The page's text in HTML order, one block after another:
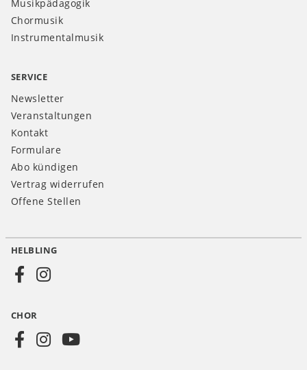
Musikpädagogik
Chormusik
Instrumentalmusik
SERVICE
Newsletter
Veranstaltungen
Kontakt
Formulare
Abo kündigen
Vertrag widerrufen
Offene Stellen
Social
CH
HELBLING
CHOR